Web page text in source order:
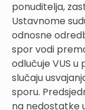
ponuditelja,
Ustavnome
odnosne
spor vodi
odlučuje VUS
slučaju
sporu.
na nedostatke